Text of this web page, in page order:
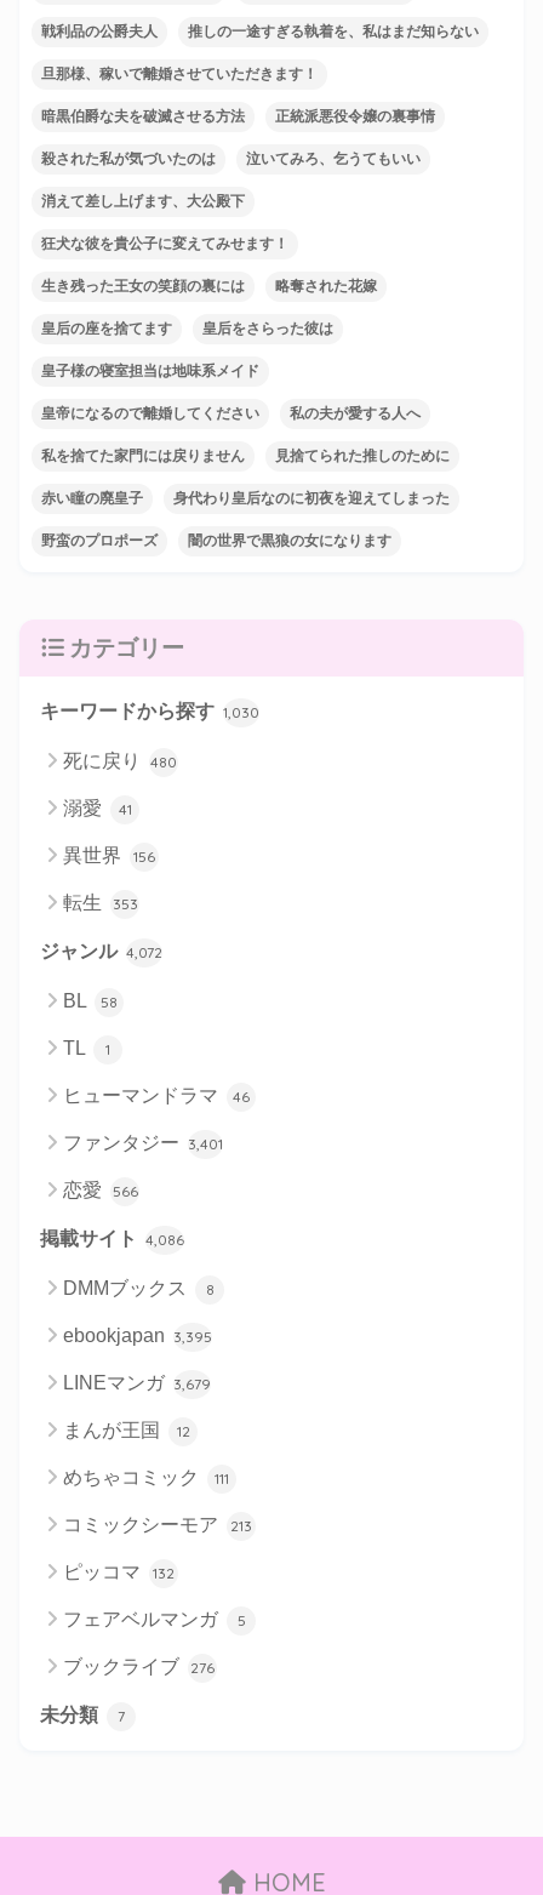
戦利品の公爵夫人 推しの一途すぎる執着を、私はまだ知らない
旦那様、稼いで離婚させていただきます！
暗黒伯爵な夫を破滅させる方法 正統派悪役令嬢の裏事情
殺された私が気づいたのは 泣いてみろ、乞うてもいい
消えて差し上げます、大公殿下
狂犬な彼を貴公子に変えてみせます！
生き残った王女の笑顔の裏には 略奪された花嫁
皇后の座を捨てます 皇后をさらった彼は
皇子様の寝室担当は地味系メイド
皇帝になるので離婚してください 私の夫が愛する人へ
私を捨てた家門には戻りません 見捨てられた推しのために
赤い瞳の廃皇子 身代わり皇后なのに初夜を迎えてしまった
野蛮のプロポーズ 闇の世界で黒狼の女になります
カテゴリー
キーワードから探す 1,030
死に戻り 480
溺愛 41
異世界 156
転生 353
ジャンル 4,072
BL 58
TL 1
ヒューマンドラマ 46
ファンタジー 3,401
恋愛 566
掲載サイト 4,086
DMMブックス 8
ebookjapan 3,395
LINEマンガ 3,679
まんが王国 12
めちゃコミック 111
コミックシーモア 213
ピッコマ 132
フェアベルマンガ 5
ブックライブ 276
未分類 7
HOME